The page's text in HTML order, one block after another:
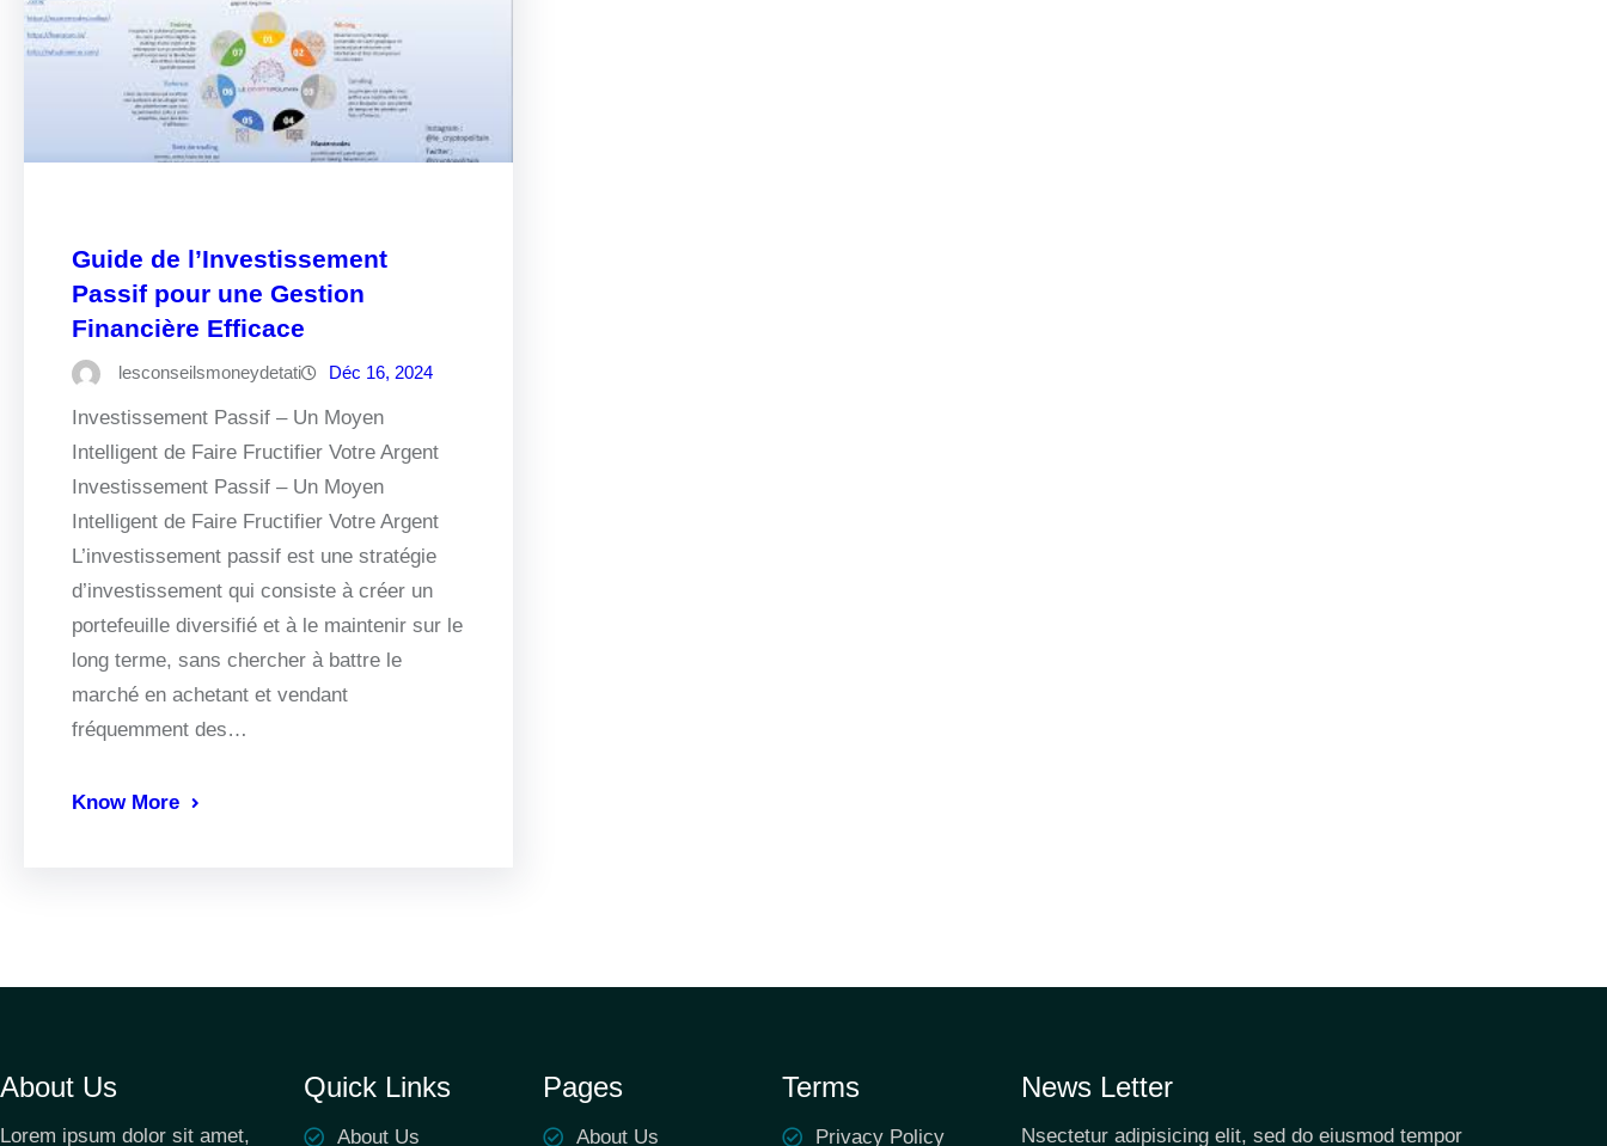
Guide de l’Investissement
Passif pour une Gestion
Financière Efficace
lesconseilsmoneydetati Déc 16, 2024
Investissement Passif – Un Moyen
Intelligent de Faire Fructifier Votre Argent
Investissement Passif – Un Moyen
Intelligent de Faire Fructifier Votre Argent
L’investissement passif est une stratégie
d’investissement qui consiste à créer un
portefeuille diversifié et à le maintenir sur le
long terme, sans chercher à battre le
marché en achetant et vendant
fréquemment des…
Know More
About Us
Lorem ipsum dolor sit amet,
Quick Links
About Us
Pages
About Us
Terms
Privacy Policy
News Letter
Nsectetur adipisicing elit, sed do eiusmod tempor